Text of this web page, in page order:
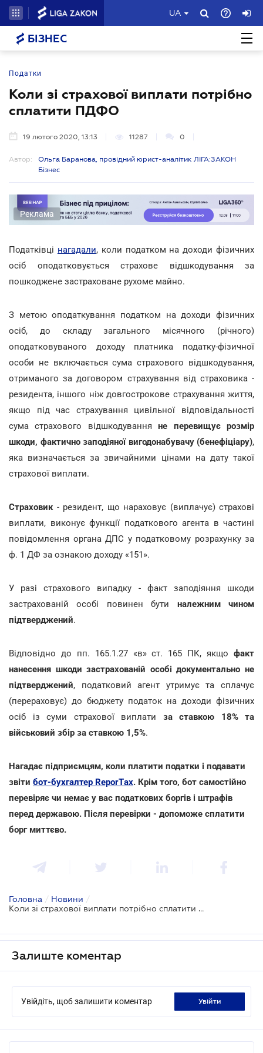
UA
БІЗНЕС
Податки
Коли зі страхової виплати потрібно
сплатити ПДФО
19 лютого 2020, 13:13 11287 0
Автор:
Ольга Баранова, провідний юрист-аналітик ЛІГА:ЗАКОН
Бізнес
Реклама
Податківці нагадали, коли податком на доходи фізичних
осіб оподатковується страхове відшкодування за
пошкоджене застраховане рухоме майно.
З метою оподаткування податком на доходи фізичних
осіб, до складу загального місячного (річного)
оподатковуваного доходу платника податку-фізичної
особи не включається сума страхового відшкодування,
отриманого за договором страхування від страховика -
резидента, іншого ніж довгострокове страхування життя,
якщо під час страхування цивільної відповідальності
сума страхового відшкодування не перевищує розмір
шкоди, фактично заподіяної вигодонабувачу (бенефіціару),
яка визначається за звичайними цінами на дату такої
страхової виплати.
Страховик - резидент, що нараховує (виплачує) страхові
виплати, виконує функції податкового агента в частині
повідомлення органа ДПС у податковому розрахунку за
ф. 1 ДФ за ознакою доходу «151».
У разі страхового випадку - факт заподіяння шкоди
застрахованій особі повинен бути належним чином
підтверджений.
Відповідно до пп. 165.1.27 «в» ст. 165 ПК, якщо факт
нанесення шкоди застрахованій особі документально не
підтверджений, податковий агент утримує та сплачує
(перераховує) до бюджету податок на доходи фізичних
осіб із суми страхової виплати за ставкою 18% та
військовий збір за ставкою 1,5%.
Нагадає підприємцям, коли платити податки і подавати
звіти бот-бухгалтер ReporTах. Крім того, бот самостійно
перевіряє чи немає у вас податкових боргів і штрафів
перед державою. Після перевірки - допоможе сплатити
борг миттєво.
Головна / Новини /
Коли зі страхової виплати потрібно сплатити ПДФО
Залиште коментар
Увійдіть, щоб залишити коментар увійти